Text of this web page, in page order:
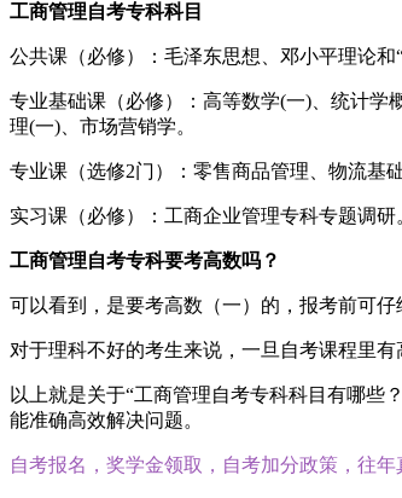
工商管理自考专科科目
公共课（必修）：毛泽东思想、邓小平理论
专业基础课（必修）：高等数学(一)、统计学
理(一)、市场营销学。
专业课（选修2门）：零售商品管理、物流基
实习课（必修）：工商企业管理专科专题调研
工商管理自考专科要考高数吗？
可以看到，是要考高数（一）的，报考前可
对于理科不好的考生来说，一旦自考课程里
以上就是关于“工商管理自考专科科目有哪些
能准确高效解决问题。
自考报名，奖学金领取，自考加分政策，往